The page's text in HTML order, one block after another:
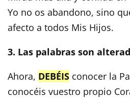
Yo no os abandono, sino
afecto a todos Mis Hijos.
3. Las palabras son
Ahora, DEBÉIS conocer la
conocéis vuestro propio